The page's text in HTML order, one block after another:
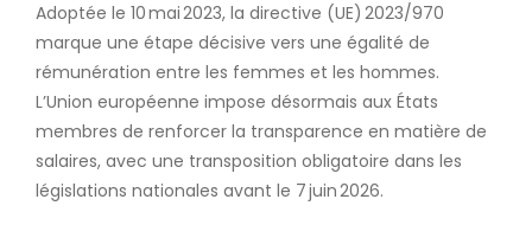
Adoptée le 10 mai 2023, la directive (UE) 2023/970
marque une étape décisive vers une égalité de
rémunération entre les femmes et les hommes.
L’Union européenne impose désormais aux États
membres de renforcer la transparence en matière de
salaires, avec une transposition obligatoire dans les
législations nationales avant le 7 juin 2026.